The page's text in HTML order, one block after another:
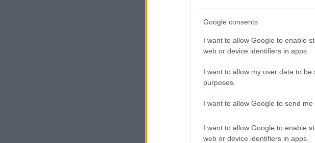
Google consents
I want to allow Google to enable
web or device identifiers in apps.
I want to allow my user data to
purposes.
I want to allow Google to send me
I want to allow Google to enable
web or device identifiers in apps.